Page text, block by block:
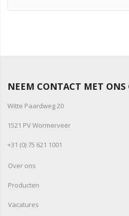
NEEM CONTACT MET ONS
Witte Paardweg 20
1521 PV Wormerveer
+31 (0) 75 621 1001
Over ons
Producten
Vacatures